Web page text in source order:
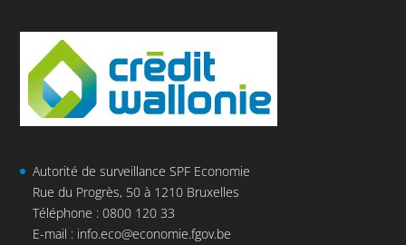
Autorité de surveillance SPF Economie
Rue du Progrès, 50 à 1210 Bruxelles
Téléphone : 0800 120 33
E-mail : info.eco@economie.fgov.be